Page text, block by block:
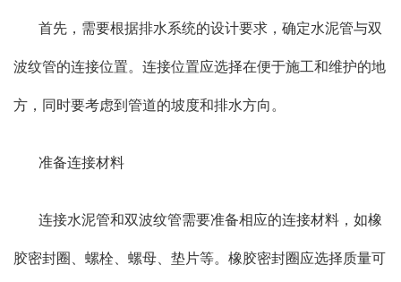
首先，需要根据排水系统的设计要求，确定水泥管与双
波纹管的连接位置。连接位置应选择在便于施工和维护的地
方，同时要考虑到管道的坡度和排水方向。
准备连接材料
连接水泥管和双波纹管需要准备相应的连接材料，如橡
胶密封圈、螺栓、螺母、垫片等。橡胶密封圈应选择质量可